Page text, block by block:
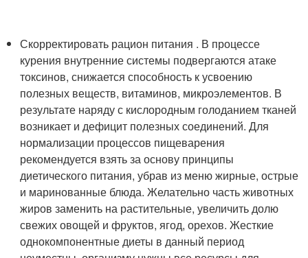
Скорректировать рацион питания . В процессе
курения внутренние системы подвергаются атаке
токсинов, снижается способность к усвоению
полезных веществ, витаминов, микроэлементов. В
результате наряду с кислородным голоданием тканей
возникает и дефицит полезных соединений. Для
нормализации процессов пищеварения
рекомендуется взять за основу принципы
диетического питания, убрав из меню жирные, острые
и маринованные блюда. Желательно часть животных
жиров заменить на растительные, увеличить долю
свежих овощей и фруктов, ягод, орехов. Жесткие
однокомпонентные диеты в данный период